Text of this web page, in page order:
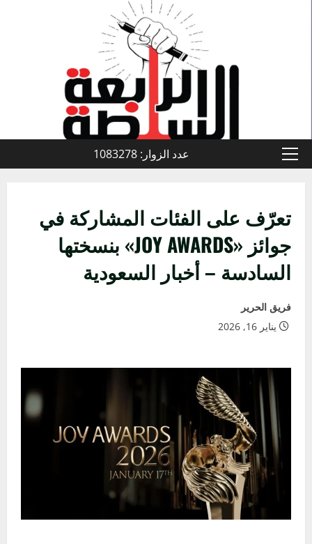
القائمة
عدد الزوار: 1083278
تعرّف على الفئات المشاركة في
جوائز «JOY AWARDS» بنسختها
السادسة – أخبار السعودية
فريق الحرير
يناير 16, 2026